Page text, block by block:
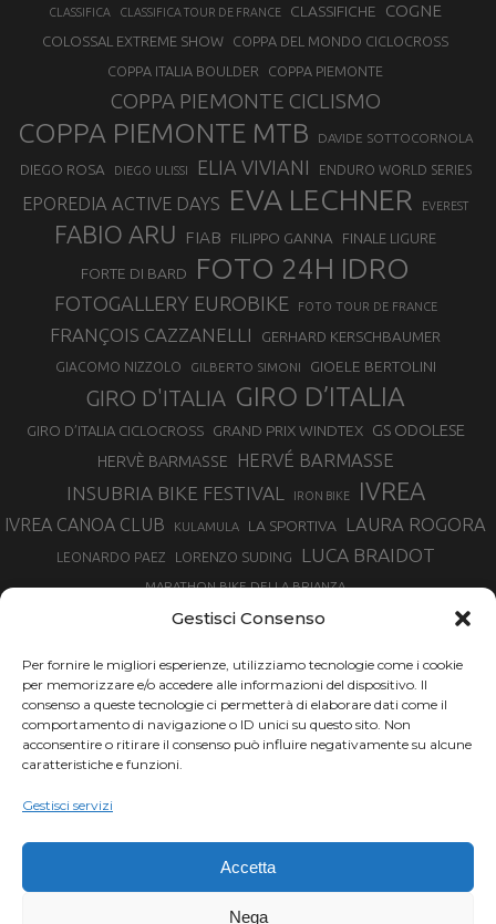
Gestisci Consenso
Per fornire le migliori esperienze, utilizziamo tecnologie come i cookie
per memorizzare e/o accedere alle informazioni del dispositivo. Il
consenso a queste tecnologie ci permetterà di elaborare dati come il
comportamento di navigazione o ID unici su questo sito. Non
acconsentire o ritirare il consenso può influire negativamente su alcune
caratteristiche e funzioni.
Gestisci servizi
Accetta
Nega
CLASSIFICA CLASSIFICA TOUR DE FRANCE CLASSIFICHE COGNE
COLOSSAL EXTREME SHOW
COPPA DEL MONDO CICLOCROSS
COPPA ITALIA BOULDER
COPPA PIEMONTE
COPPA PIEMONTE CICLISMO
COPPA PIEMONTE MTB DAVIDE SOTTOCORNOLA
DIEGO ROSA DIEGO ULISSI ELIA VIVIANI ENDURO WORLD SERIES
EPOREDIA ACTIVE DAYS EVA LECHNER EVEREST
FABIO ARU FIAB FILIPPO GANNA FINALE LIGURE
FORTE DI BARD FOTO 24H IDRO
FOTOGALLERY EUROBIKE FOTO TOUR DE FRANCE
FRANÇOIS CAZZANELLI GERHARD KERSCHBAUMER
GIACOMO NIZZOLO GILBERTO SIMONI GIOELE BERTOLINI
GIRO D'ITALIA GIRO D’ITALIA
GIRO D’ITALIA CICLOCROSS GRAND PRIX WINDTEX GS ODOLESE
HERVÈ BARMASSE
HERVÉ BARMASSE
INSUBRIA BIKE FESTIVAL
IRON BIKE IVREA
IVREA CANOA CLUB KULAMULA LA SPORTIVA LAURA ROGORA
LEONARDO PAEZ LORENZO SUDING LUCA BRAIDOT
MARATHON BIKE DELLA BRIANZA
MARCO AURELIO FONTANA
MARTINO FRUET MATHIEU VAN DER POEL MATTEO TRENTIN MIKE FELDERER
MIRKO CELESTINO NIBALI
NINO SCHURTER
PARCO NAZIONALE GRAN PARADISO
PROMENADO BIKE
SIMONE MORO
TOUR DE FRANCE
VINCENZO NIBALI